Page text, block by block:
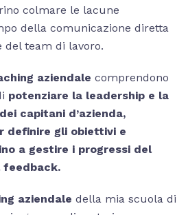
colmare le lacune
della comunicazione diretta
del team di lavoro.
aziendale comprendono
potenziare la leadership e la
capitani d’azienda,
definire gli obiettivi e
a gestire i progressi del
feedback.
aziendale della mia scuola di